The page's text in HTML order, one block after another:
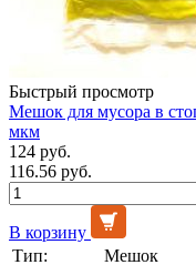
Быстрый просмотр
Мешок для мусора в
мкм
124 руб.
116.56 руб.
В корзину
Тип:
Мешок